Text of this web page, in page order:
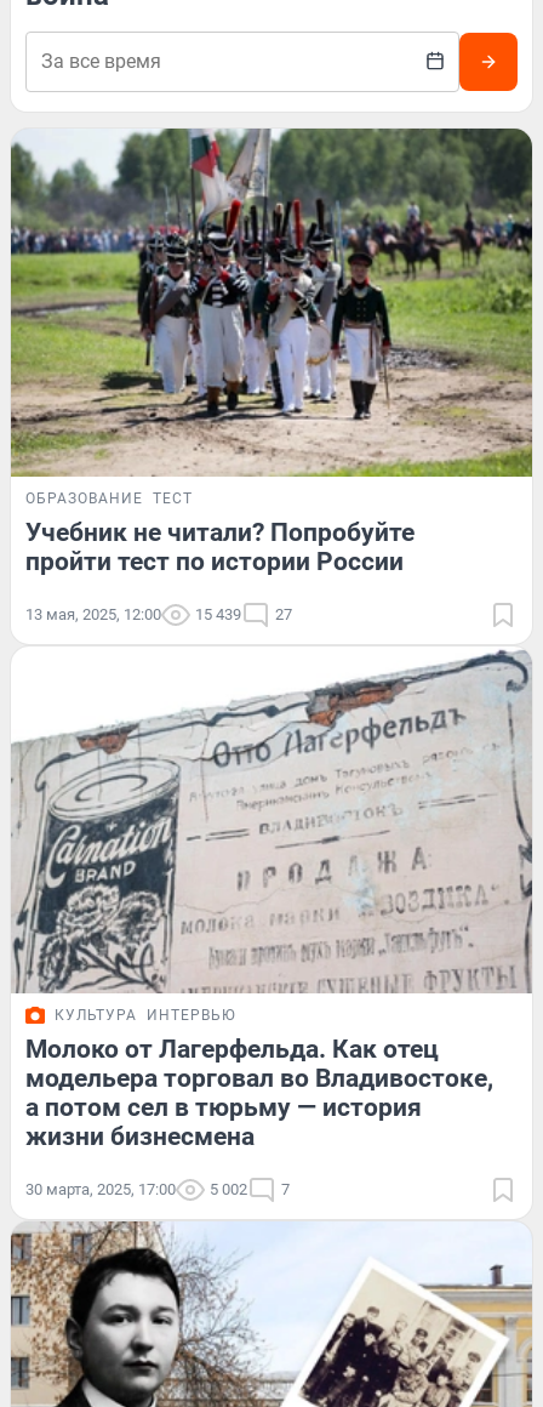
ОБРАЗОВАНИЕ ТЕСТ
Учебник не читали? Попробуйте
пройти тест по истории России
13 мая, 2025, 12:00 15 439 27
КУЛЬТУРА ИНТЕРВЬЮ
Молоко от Лагерфельда. Как отец
модельера торговал во Владивостоке,
а потом сел в тюрьму — история
жизни бизнесмена
30 марта, 2025, 17:00 5 002 7